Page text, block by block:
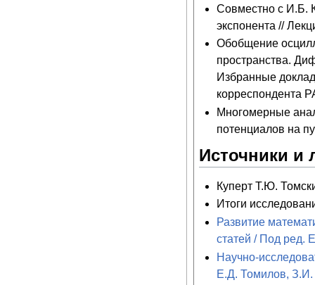
Совместно с И.Б.
экспонента //
Обобщение
пространства.
Избранные
корреспондента
Многомерные
потенциалов на
Источники и
Куперт Т.Ю.
Итоги
Развитие
статей / Под ред.
Научно-
Е.Д. Томилов, З.И.